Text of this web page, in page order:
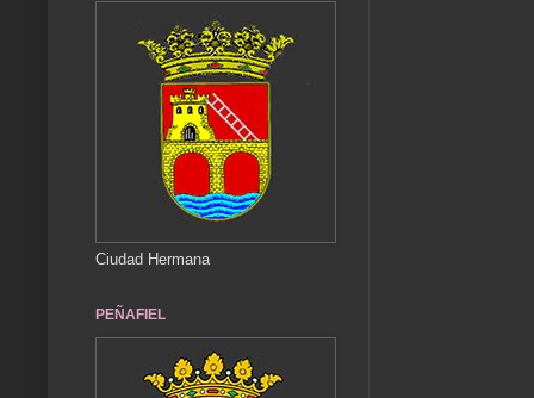
Ciudad Hermana
PEÑAFIEL